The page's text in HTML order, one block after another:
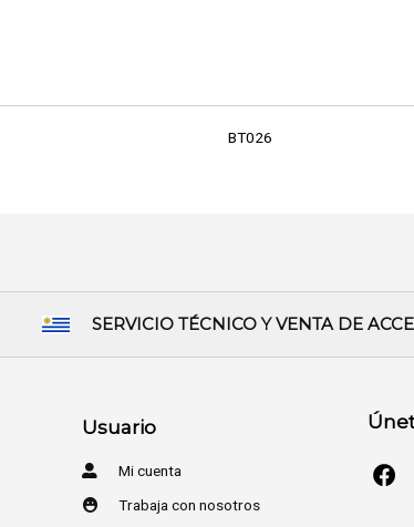
BT026
SERVICIO TÉCNICO Y VENTA DE
Usuario
Mi cuenta
Trabaja con nosotros